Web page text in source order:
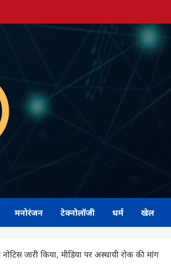
मनोरंजन टेक्नोलॉजी धर्म खेल
जारी किया, मीडिया पर अस्थायी रोक की मांग